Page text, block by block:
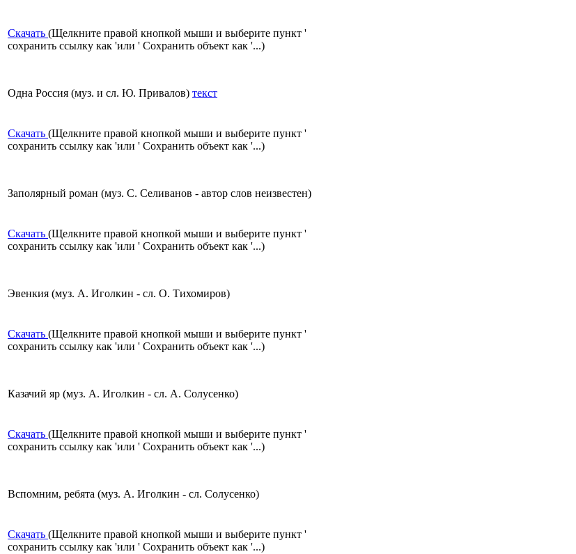
Скачать (Щелкните правой кнопкой мыши и выберите пункт '
сохранить ссылку как 'или ' Сохранить объект как '...)
Одна Россия (муз. и сл. Ю. Привалов) текст
Скачать (Щелкните правой кнопкой мыши и выберите пункт '
сохранить ссылку как 'или ' Сохранить объект как '...)
Заполярный роман (муз. С. Селиванов - автор слов неизвестен)
Скачать (Щелкните правой кнопкой мыши и выберите пункт '
сохранить ссылку как 'или ' Сохранить объект как '...)
Эвенкия (муз. А. Иголкин - сл. О. Тихомиров)
Скачать (Щелкните правой кнопкой мыши и выберите пункт '
сохранить ссылку как 'или ' Сохранить объект как '...)
Казачий яр (муз. А. Иголкин - сл. А. Солусенко)
Скачать (Щелкните правой кнопкой мыши и выберите пункт '
сохранить ссылку как 'или ' Сохранить объект как '...)
Вспомним, ребята (муз. А. Иголкин - сл. Солусенко)
Скачать (Щелкните правой кнопкой мыши и выберите пункт '
сохранить ссылку как 'или ' Сохранить объект как '...)